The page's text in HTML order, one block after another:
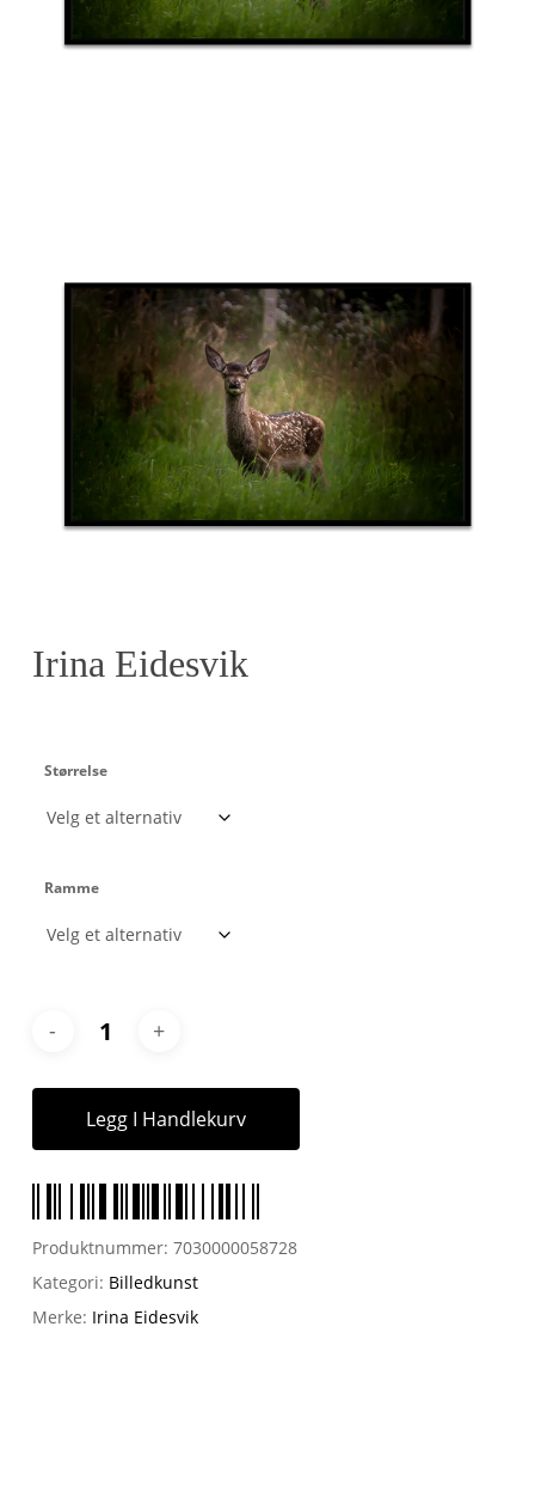
Irina Eidesvik
Størrelse
Ramme
Legg I Handlekurv
Produktnummer: 7030000058728
Kategori: Billedkunst
Merke: Irina Eidesvik